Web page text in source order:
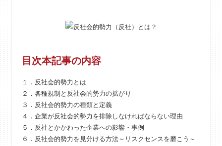
目次本記事の内容
１．反社会的勢力とは
２．各種規制と反社会的勢力の拡がり
３．反社会的勢力の種類と定義
４．企業が反社会的勢力を排除しなければならない理由
５．反社とかかわった企業への影響・事例
６．反社会的勢力を見分ける方法～リスクセンスを磨こう～